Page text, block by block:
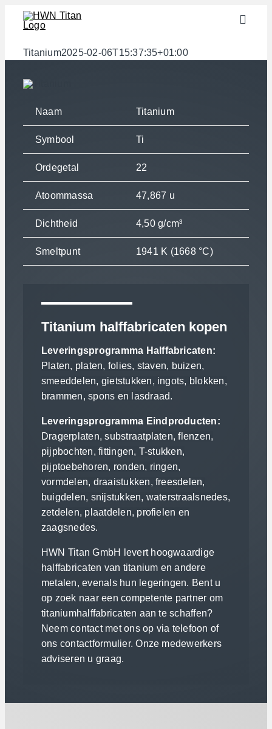
Skip
Toggle
Sectoren
Services
Downloads
Over ons
Contact
Gewichtscalculator
Titanium2025-02-06T15:37:35+01:00
Naam Titanium
Symbool Ti
Ordegetal 22
Atoommassa 47,867 u
Dichtheid 4,50 g/cm³
Smeltpunt 1941 K (1668 °C)
Titanium halffabricaten kopen
Leveringsprogramma Halffabricaten:
Platen, platen, folies, staven, buizen,
smeeddelen, gietstukken, ingots, blokken,
brammen, spons en lasdraad.
Leveringsprogramma Eindproducten:
Dragerplaten, substraatplaten, flenzen,
pijpbochten, fittingen, T-stukken,
pijptoebehoren, ronden, ringen,
vormdelen, draaistukken, freesdelen,
buigdelen, snijstukken, waterstraalsnedes,
zetdelen, plaatdelen, profielen en
zaagsnedes.
HWN Titan GmbH levert hoogwaardige
halffabricaten van titanium en andere
metalen, evenals hun legeringen. Bent u
op zoek naar een competente partner om
titaniumhalffabricaten aan te schaffen?
Neem contact met ons op via telefoon of
ons contactformulier. Onze medewerkers
adviseren u graag.